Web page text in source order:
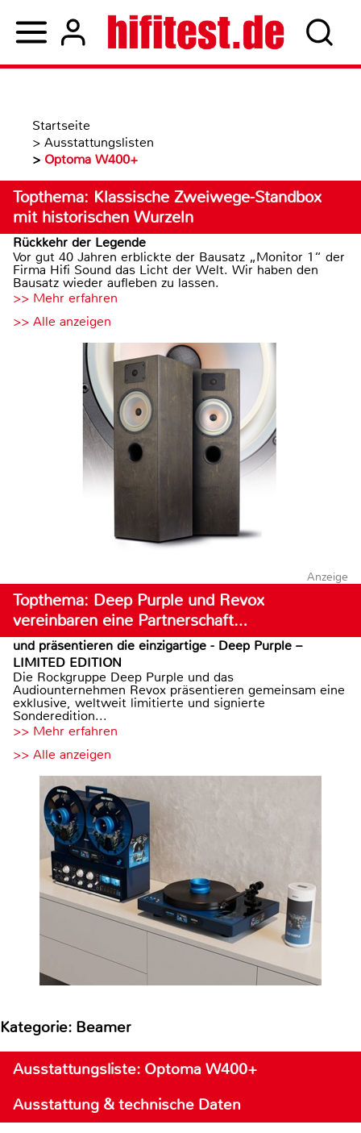
Startseite
> Ausstattungslisten
> Optoma W400+
Topthema: Klassische Zweiwege-Standbox
mit historischen Wurzeln
Rückkehr der Legende
Vor gut 40 Jahren erblickte der Bausatz „Monitor 1“ der
Firma Hifi Sound das Licht der Welt. Wir haben den
Bausatz wieder aufleben zu lassen.
>> Mehr erfahren
>> Alle anzeigen
Anzeige
Topthema: Deep Purple und Revox
vereinbaren eine Partnerschaft…
und präsentieren die einzigartige - Deep Purple –
LIMITED EDITION
Die Rockgruppe Deep Purple und das
Audiounternehmen Revox präsentieren gemeinsam eine
exklusive, weltweit limitierte und signierte
Sonderedition...
>> Mehr erfahren
>> Alle anzeigen
Kategorie: Beamer
Ausstattungsliste: Optoma W400+
Ausstattung & technische Daten